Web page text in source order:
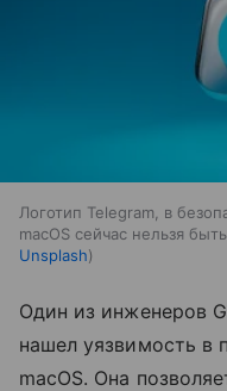
Логотип Telegram, в
macOS сейчас нельзя
Unsplash
Один из инженеров
нашел уязвимость в
macOS. Она